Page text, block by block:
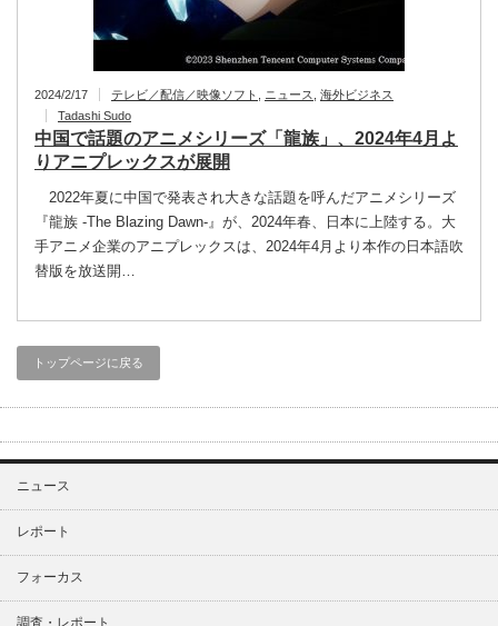
2024/2/17 テレビ／配信／映像ソフト ニュース
海外ビジネス
Tadashi Sudo
中国で話題のアニメシリーズ「龍族」、2024年4月よ
りアニプレックスが展開
2022年夏に中国で発表され大きな話題を呼んだアニメシリーズ
『龍族 -The Blazing Dawn-』が、2024年春、日本に上陸する。大
手アニメ企業のアニプレックスは、2024年4月より本作の日本語吹
替版を放送開…
トップページに戻る
ニュース
レポート
フォーカス
調査・レポート